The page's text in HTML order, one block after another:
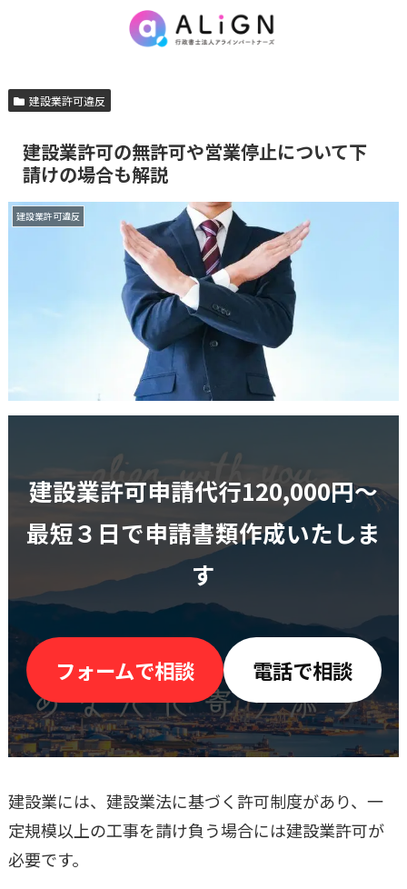
建設業許可違反
建設業許可の無許可や営業停止について下
請けの場合も解説
建設業許可違反
建設業許可申請代行120,000円〜
最短３日で申請書類作成いたしま
す
フォームで相談 電話で相談
建設業には、建設業法に基づく許可制度があり、一
定規模以上の工事を請け負う場合には建設業許可が
必要です。